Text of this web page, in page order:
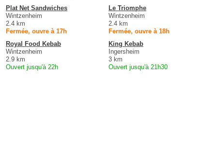
Plat Net Sandwiches
Wintzenheim
2.4 km
Fermée, ouvre à 17h
Le Triomphe
Wintzenheim
2.4 km
Fermée, ouvre à 18h
Royal Food Kebab
Wintzenheim
2.9 km
Ouvert jusqu'à 22h
King Kebab
Ingersheim
3 km
Ouvert jusqu'à 21h30